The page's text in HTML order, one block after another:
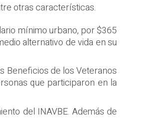
otras características.
mínimo urbano, por $365
alternativo de vida en su
Beneficios de los Veteranos
que participaron en la
del INAVBE. Además de